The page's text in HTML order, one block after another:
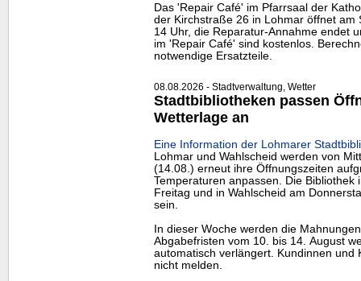
Das 'Repair Café' im Pfarrsaal der
der Kirchstraße 26 in Lohmar öffnet am
14 Uhr, die Reparatur-Annahme endet
im 'Repair Café' sind kostenlos.
notwendige Ersatzteile.
08.08.2026 - Stadtverwaltung, Wetter
Stadtbibliotheken passen
Wetterlage an
Eine Information der Lohmarer
Lohmar und Wahlscheid werden von
(14.08.) erneut ihre Öffnungszeiten
Temperaturen anpassen. Die
Freitag und in Wahlscheid am
sein.
In dieser Woche werden die
Abgabefristen vom 10. bis 14. August
automatisch verlängert. Kundinnen und
nicht melden.